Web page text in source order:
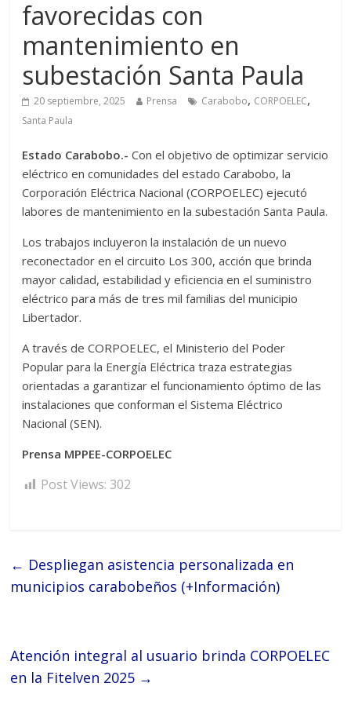
favorecidas con
mantenimiento en
subestación Santa Paula
20 septiembre, 2025 Prensa Carabobo, CORPOELEC,
Santa Paula
Estado Carabobo.- Con el objetivo de optimizar servicio
eléctrico en comunidades del estado Carabobo, la
Corporación Eléctrica Nacional (CORPOELEC) ejecutó
labores de mantenimiento en la subestación Santa Paula.
Los trabajos incluyeron la instalación de un nuevo
reconectador en el circuito Los 300, acción que brinda
mayor calidad, estabilidad y eficiencia en el suministro
eléctrico para más de tres mil familias del municipio
Libertador.
A través de CORPOELEC, el Ministerio del Poder
Popular para la Energía Eléctrica traza estrategias
orientadas a garantizar el funcionamiento óptimo de las
instalaciones que conforman el Sistema Eléctrico
Nacional (SEN).
Prensa MPPEE-CORPOELEC
Post Views: 302
← Despliegan asistencia personalizada en
municipios carabobeños (+Información)
Atención integral al usuario brinda CORPOELEC
en la Fitelven 2025 →